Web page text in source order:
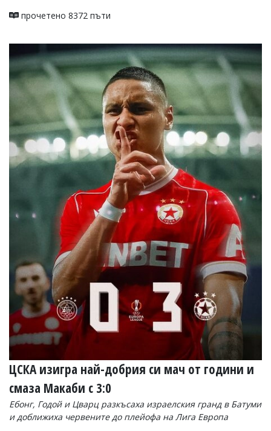
прочетено 8372 пъти
ЦСКА изигра най-добрия си мач от години и
смаза Макаби с 3:0
Ебонг, Годой и Цварц разкъсаха израелския гранд в Батуми
и доближиха червените до плейофа на Лига Европа